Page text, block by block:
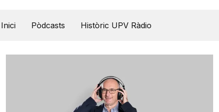
Inici Pòdcasts Històric UPV Ràdio